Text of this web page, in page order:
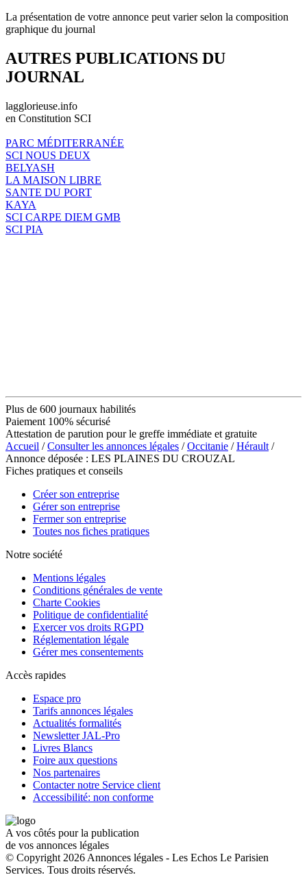
La présentation de votre annonce peut varier selon la composition
graphique du journal
AUTRES PUBLICATIONS DU
JOURNAL
lagglorieuse.info
en Constitution SCI
PARC MÉDITERRANÉE
SCI NOUS DEUX
BELYASH
LA MAISON LIBRE
SANTE DU PORT
KAYA
SCI CARPE DIEM GMB
SCI PIA
Plus de 600 journaux habilités
Paiement 100% sécurisé
Attestation de parution pour le greffe immédiate et gratuite
Accueil /Consulter les annonces légales /Occitanie /Hérault /
Annonce déposée : LES PLAINES DU CROUZAL
Fiches pratiques et conseils
Créer son entreprise
Gérer son entreprise
Fermer son entreprise
Toutes nos fiches pratiques
Notre société
Mentions légales
Conditions générales de vente
Charte Cookies
Politique de confidentialité
Exercer vos droits RGPD
Réglementation légale
Gérer mes consentements
Accès rapides
Espace pro
Tarifs annonces légales
Actualités formalités
Newsletter JAL-Pro
Livres Blancs
Foire aux questions
Nos partenaires
Contacter notre Service client
Accessibilité: non conforme
A vos côtés pour la publication
de vos annonces légales
© Copyright 2026 Annonces légales - Les Echos Le Parisien
Services. Tous droits réservés.